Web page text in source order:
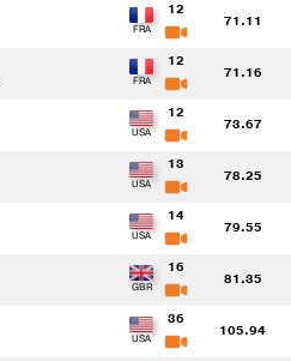
12
71.11
12
71.16
12
73.67
13
78.25
14
79.55
16
81.35
36
105.94